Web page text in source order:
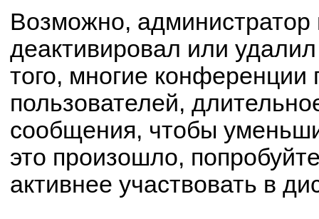
Возможно, администратор
деактивировал или
того, многие конференции
пользователей,
сообщения, чтобы
это произошло,
активнее участвовать в